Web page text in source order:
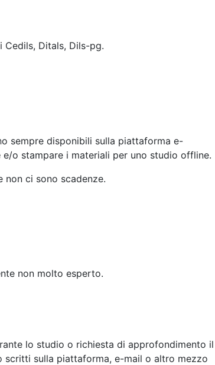
Cedils, Ditals, Dils-pg.
sempre disponibili sulla piattaforma e-
o stampare i materiali per uno studio offline.
non ci sono scadenze.
non molto esperto.
lo studio o richiesta di approfondimento il
scritti sulla piattaforma, e-mail o altro mezzo